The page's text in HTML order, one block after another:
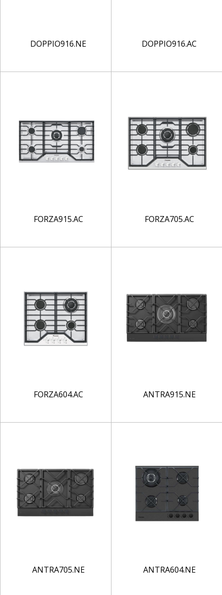
DOPPIO916.NE DOPPIO916.AC
FORZA915.AC FORZA705.AC
FORZA604.AC ANTRA915.NE
ANTRA705.NE ANTRA604.NE